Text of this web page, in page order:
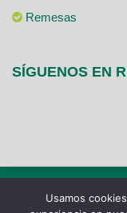
Remesas
SÍGUENOS EN
Usamos